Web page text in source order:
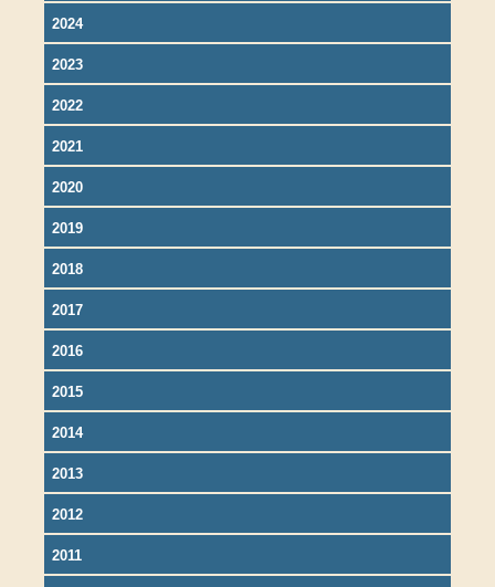
2024
2023
2022
2021
2020
2019
2018
2017
2016
2015
2014
2013
2012
2011